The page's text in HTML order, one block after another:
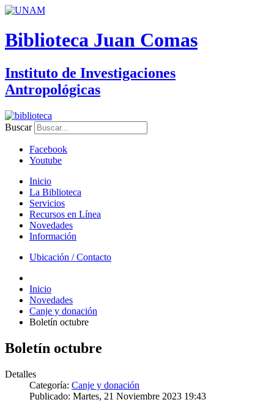
Biblioteca Juan Comas
Instituto de Investigaciones
Antropológicas
Buscar
Facebook
Youtube
Inicio
La Biblioteca
Servicios
Recursos en Línea
Novedades
Información
Ubicación / Contacto
Inicio
Novedades
Canje y donación
Boletín octubre
Boletín octubre
Detalles
Categoría: Canje y donación
Publicado: Martes, 21 Noviembre 2023 19:43